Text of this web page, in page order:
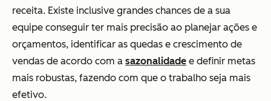
receita. Existe inclusive grandes chances de a sua
equipe conseguir ter mais precisão ao planejar ações e
orçamentos, identificar as quedas e crescimento de
vendas de acordo com a sazonalidade e definir metas
mais robustas, fazendo com que o trabalho seja mais
efetivo.